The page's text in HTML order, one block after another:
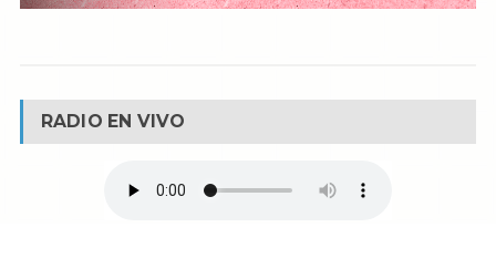
RADIO EN VIVO